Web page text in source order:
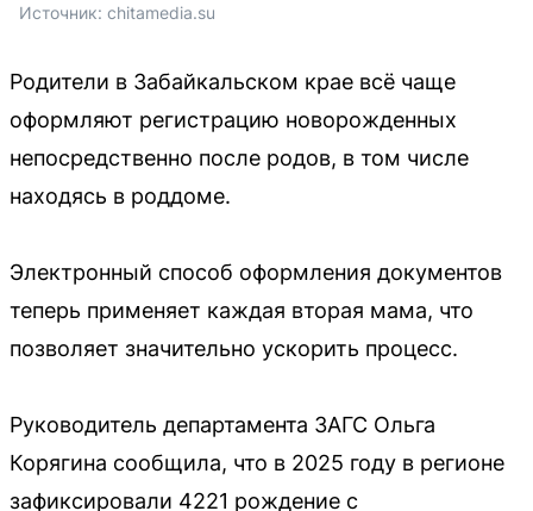
Источник: chitamedia.su
Родители в Забайкальском крае всё чаще
оформляют регистрацию новорожденных
непосредственно после родов, в том числе
находясь в роддоме.
Электронный способ оформления документов
теперь применяет каждая вторая мама, что
позволяет значительно ускорить процесс.
Руководитель департамента ЗАГС Ольга
Корягина сообщила, что в 2025 году в регионе
зафиксировали 4221 рождение с